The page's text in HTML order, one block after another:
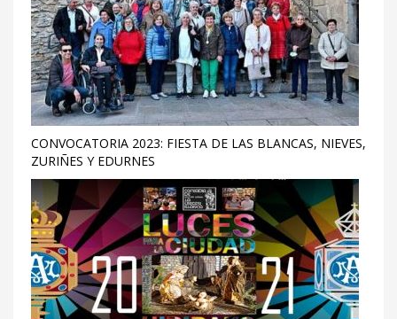
CONVOCATORIA 2023: FIESTA DE LAS BLANCAS, NIEVES,
ZURIÑES Y EDURNES